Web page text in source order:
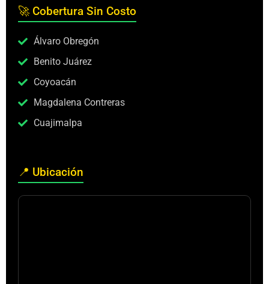
🚀 Cobertura Sin Costo
Álvaro Obregón
Benito Juárez
Coyoacán
Magdalena Contreras
Cuajimalpa
📍 Ubicación